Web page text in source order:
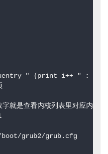
" {print i++ " : "
就是查看内核列表里对应内核
grub2/grub.cfg